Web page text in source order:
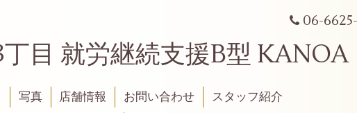
06-
目 就労継続支援B型 KANOA
写真 店舗情報 お問い合わせ
スタッフ紹介